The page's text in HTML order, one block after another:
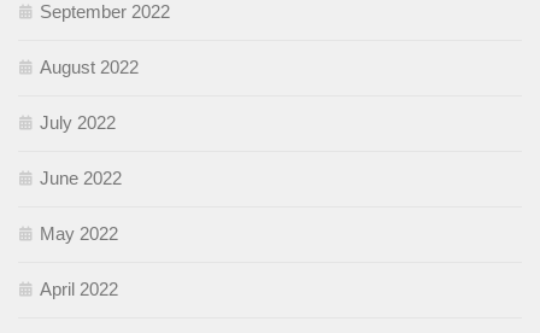
September 2022
August 2022
July 2022
June 2022
May 2022
April 2022